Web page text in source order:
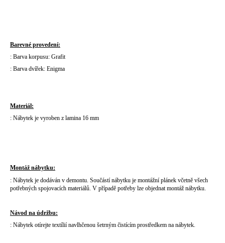
Barevné provedení:
: Barva korpusu: Grafit
: Barva dvířek: Enigma
Materiál:
: Nábytek je vyroben z lamina 16 mm
Montáž nábytku:
: Nábytek je dodáván v demontu. Součástí nábytku je montážní plánek včetně všech
potřebných spojovacích materiálů. V případě potřeby lze objednat montáž nábytku.
Návod na údržbu:
: Nábytek otírejte textílií navlhčenou šetrným čistícím prostředkem na nábytek.